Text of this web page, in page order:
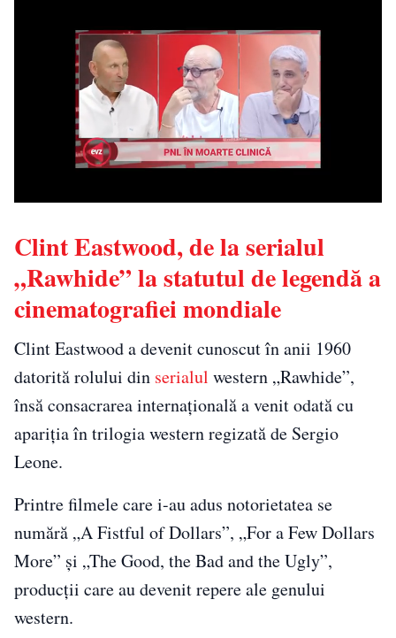
Clint Eastwood, de la serialul
„Rawhide” la statutul de legendă a
cinematografiei mondiale
Clint Eastwood a devenit cunoscut în anii 1960
datorită rolului din serialul western „Rawhide”,
însă consacrarea internațională a venit odată cu
apariția în trilogia western regizată de Sergio
Leone.
Printre filmele care i-au adus notorietatea se
numără „A Fistful of Dollars”, „For a Few Dollars
More” și „The Good, the Bad and the Ugly”,
producții care au devenit repere ale genului
western.